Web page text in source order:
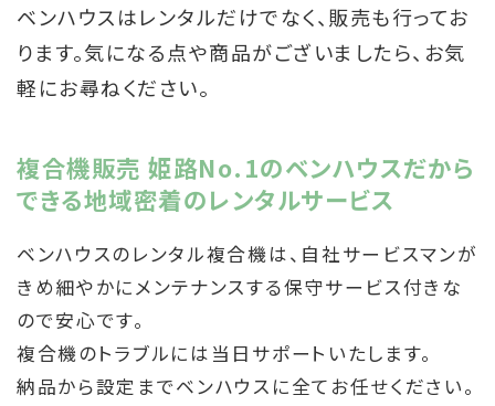
ベンハウスはレンタルだけでなく、販売も行ってお
ります。気になる点や商品がございましたら、お気
軽にお尋ねください。
複合機販売 姫路No.1のベンハウスだから
できる地域密着のレンタルサービス
ベンハウスのレンタル複合機は、自社サービスマンが
きめ細やかにメンテナンスする保守サービス付きな
ので安心です。
複合機のトラブルには当日サポートいたします。
納品から設定までベンハウスに全てお任せください。